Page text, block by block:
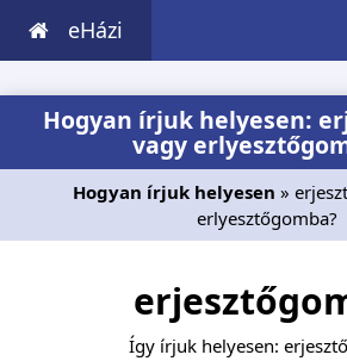
eHázi
Hogyan írjuk helyesen:
vagy
Hogyan írjuk helyesen »
erlyesztőgomba?
Így írjuk helyesen: